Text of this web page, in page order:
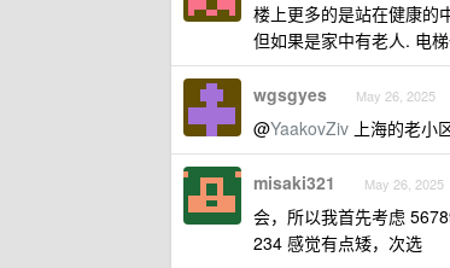
楼上更多的是站在健康的
但如果是家中有老人. 电
wgsgyes May 26, 2025
@YaakovZiv 上海的老小
misaki321 May 26, 2025
会，所以我首先考虑
234 感觉有点矮，次选